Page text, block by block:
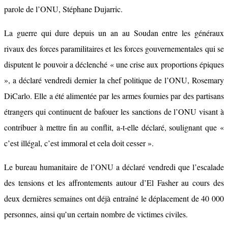
parole de l’ONU, Stéphane Dujarric.
La guerre qui dure depuis un an au Soudan entre les généraux
rivaux des forces paramilitaires et les forces gouvernementales qui se
disputent le pouvoir a déclenché « une crise aux proportions épiques
», a déclaré vendredi dernier la chef politique de l’ONU, Rosemary
DiCarlo. Elle a été alimentée par les armes fournies par des partisans
étrangers qui continuent de bafouer les sanctions de l’ONU visant à
contribuer à mettre fin au conflit, a-t-elle déclaré, soulignant que «
c’est illégal, c’est immoral et cela doit cesser ».
Le bureau humanitaire de l’ONU a déclaré vendredi que l’escalade
des tensions et les affrontements autour d’El Fasher au cours des
deux dernières semaines ont déjà entraîné le déplacement de 40 000
personnes, ainsi qu’un certain nombre de victimes civiles.